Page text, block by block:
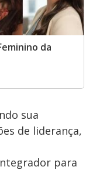
da
sua
de liderança,
para